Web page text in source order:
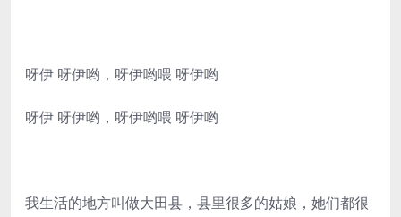
呀伊 呀伊哟，呀伊哟喂 呀伊哟
呀伊 呀伊哟，呀伊哟喂 呀伊哟
我生活的地方叫做大田县，县里很多的姑娘，她们都很